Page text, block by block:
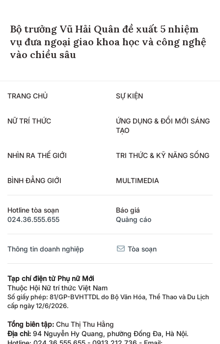
Bộ trưởng Vũ Hải Quân đề xuất 5 nhiệm
vụ đưa ngoại giao khoa học và công nghệ
vào chiều sâu
TRANG CHỦ SỰ KIỆN
NỮ TRÍ THỨC
ỨNG DỤNG & ĐỔI MỚI SÁNG
TẠO
NHÌN RA THẾ GIỚI TRI THỨC & KỸ NĂNG SỐNG
BÌNH ĐẲNG GIỚI MULTIMEDIA
Hotline tòa soạn
024.36.555.655
Báo giá
Quảng cáo
Thông tin doanh nghiệp Tòa soạn
Tạp chí điện tử Phụ nữ Mới
Thuộc Hội Nữ trí thức Việt Nam
Số giấy phép: 81/GP-BVHTTDL do Bộ Văn Hóa, Thể Thao và Du Lịch
cấp ngày 12/6/2026.
Tổng biên tập: Chu Thị Thu Hằng
Địa chỉ: 94 Nguyễn Hy Quang, phường Đống Đa, Hà Nội.